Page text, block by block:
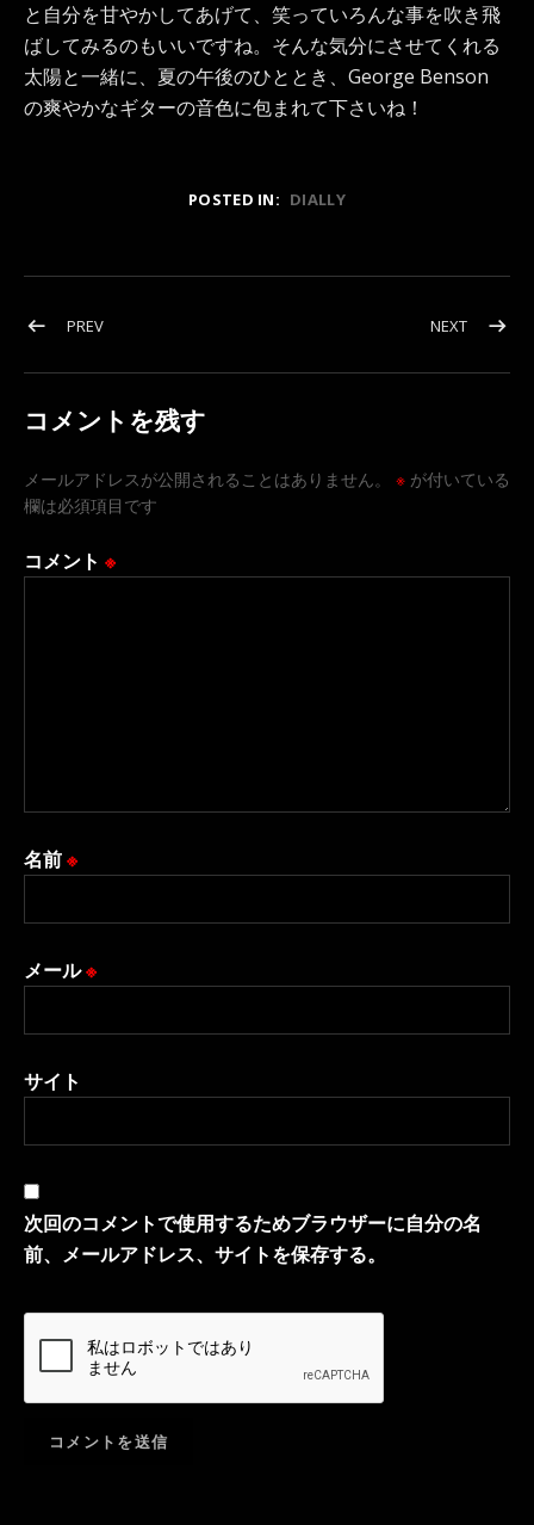
と自分を甘やかしてあげて、笑っていろんな事を吹き飛
ばしてみるのもいいですね。そんな気分にさせてくれる
太陽と一緒に、夏の午後のひととき、George Benson
の爽やかなギターの音色に包まれて下さいね！
POSTED IN: DIALLY
投稿ナビゲーション
PREVPOST: 音のチカラ…。 NEXTPOST:
コメントを残す
メールアドレスが公開されることはありません。 ※ が付いている
欄は必須項目です
コメント ※
名前※
メール※
サイト
次回のコメントで使用するためブラウザーに自分の名
前、メールアドレス、サイトを保存する。